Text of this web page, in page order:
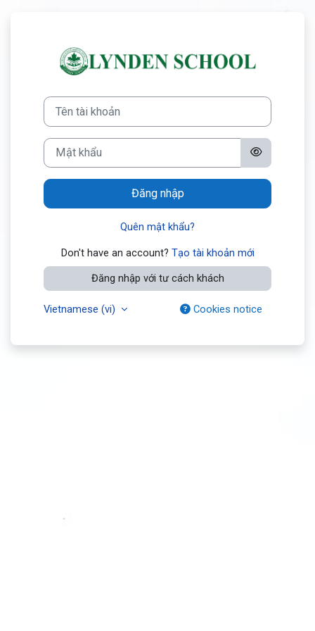
Bỏ qua đến việc tạo tài khoản mới
Tên tài khoản
Mật khẩu
Đăng nhập
Quên mật khẩu?
Don't have an account? Tạo tài khoản mới
Đăng nhập với tư cách khách
Vietnamese ‎(vi)‎ Cookies notice